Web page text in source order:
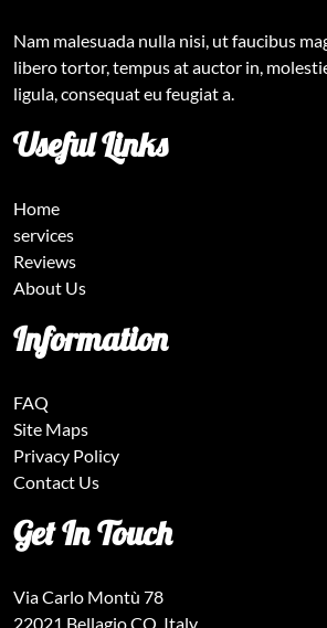
Nam malesuada nulla nisi, ut faucibus
libero tortor, tempus at auctor in,
ligula, consequat eu feugiat a.
Useful Links
Home
services
Reviews
About Us
Information
FAQ
Site Maps
Privacy Policy
Contact Us
Get In Touch
Via Carlo Montù 78
22021 Bellagio CO, Italy